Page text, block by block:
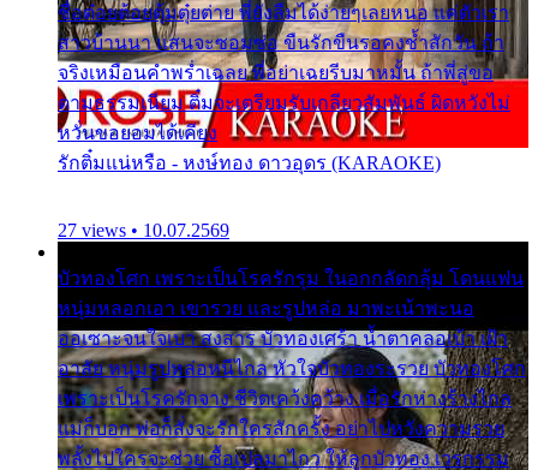
ชื่อต๋อยต้อยตุ้มตุ๋ยต่าย พี่ยังลืมได้ง่ายๆเลยหนอ แค่ตัวเรา
สาวบ้านนา แสนจะซอมซ่อ ขืนรักขืนรอคงช้ำสักวัน ถ้า
จริงเหมือนคำพร่ำเฉลย พี่อย่าเฉยรีบมาหมั้น ถ้าพี่สู่ขอ
ตามธรรมเนียม ติ๋มจะเตรียมรับเกลียวสัมพันธ์ ผิดหวังไม่
หวั่นขอยอมได้เคียง
รักติ๋มแน่หรือ - หงษ์ทอง ดาวอุดร (KARAOKE)
27 views • 10.07.2569
บัวทองโศก เพราะเป็นโรครักรุม ในอกกลัดกลุ้ม โดนแฟน
หนุ่มหลอกเอา เขารวย และรูปหล่อ มาพะเน้าพะนอ
ออเซาะจนใจเบา สงสาร บัวทองเศร้า น้ำตาคลอเบ้า เฝ้า
อาลัย หนุ่มรูปหล่อหนีไกล หัวใจบัวทองระรวย บัวทองโศก
เพราะเป็นโรครักจาง ชีวิตเคว้งคว้าง เมื่อรักห่างร้างไกล
แม่ก็บอก พ่อก็สั่งจะรักใครสักครั้ง อย่าไปหวังความรวย
พลั้งไปใครจะช่วย ซื้อเปลมาไกว ให้ลูกบัวทอง เวรกรรม